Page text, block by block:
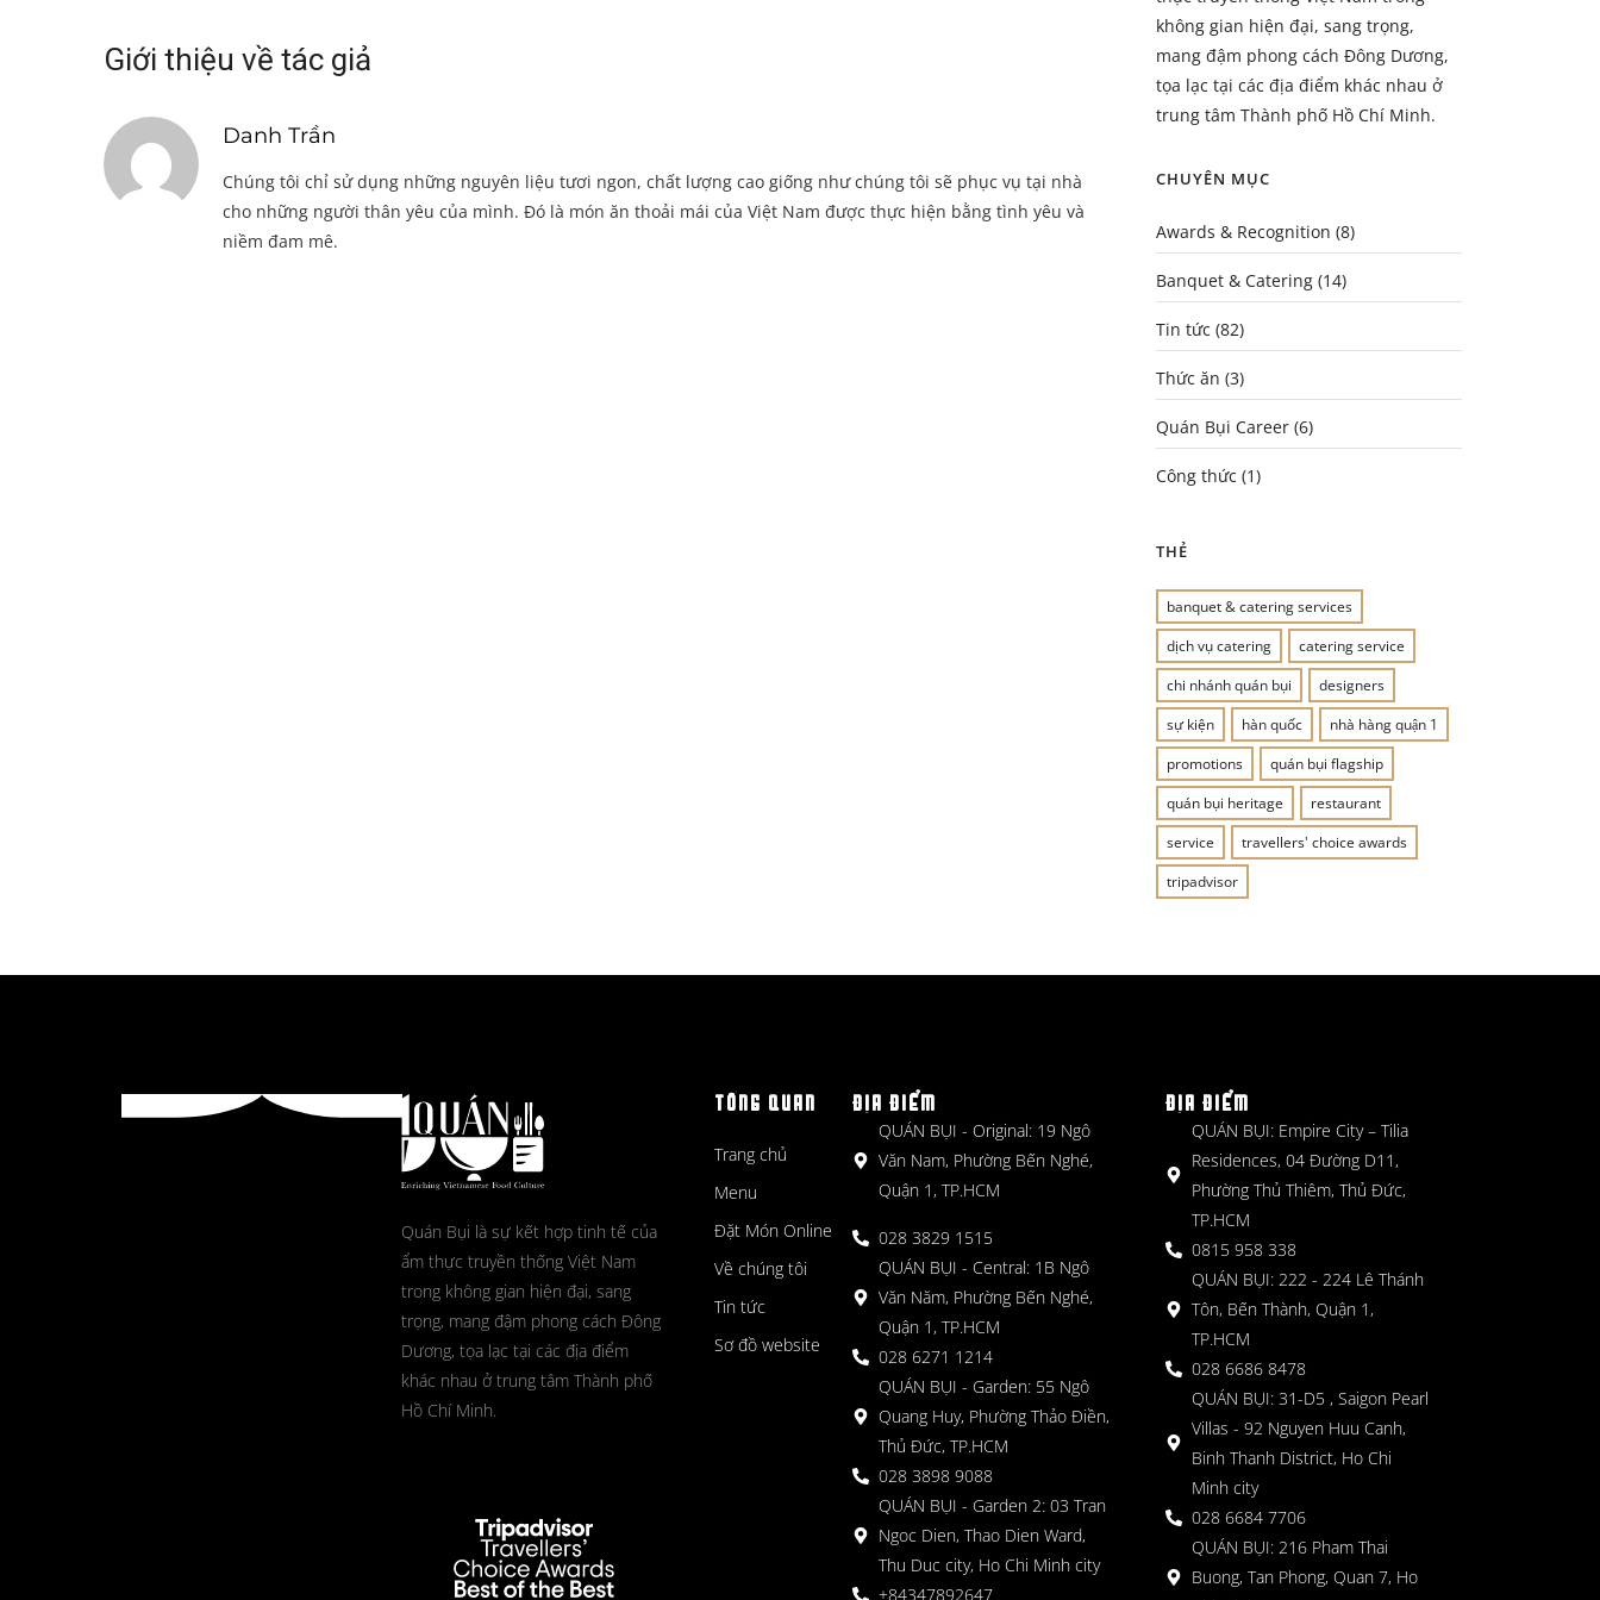
Giới thiệu về tác giả
Danh Trần
Chúng tôi chỉ sử dụng những nguyên liệu tươi ngon, chất lượng cao giống như chúng tôi sẽ phục vụ tại nhà
cho những người thân yêu của mình. Đó là món ăn thoải mái của Việt Nam được thực hiện bằng tình yêu và
niềm đam mê.
không gian hiện đại, sang trọng,
mang đậm phong cách Đông Dương,
tọa lạc tại các địa điểm khác nhau ở
trung tâm Thành phố Hồ Chí Minh.
CHUYÊN MỤC
Awards & Recognition (8)
Banquet & Catering (14)
Tin tức (82)
Thức ăn (3)
Quán Bụi Career (6)
Công thức (1)
THẺ
banquet & catering services
dịch vụ catering
catering service
chi nhánh quán bụi
designers
sự kiện
hàn quốc
nhà hàng quận 1
promotions
quán bụi flagship
quán bụi heritage
restaurant
service
travellers' choice awards
tripadvisor
Quán Bụi là sự kết hợp tinh tế của
ẩm thực truyền thống Việt Nam
trong không gian hiện đại, sang
trọng, mang đậm phong cách Đông
Dương, tọa lạc tại các địa điểm
khác nhau ở trung tâm Thành phố
Hồ Chí Minh.
TỔNG QUAN
Trang chủ
Menu
Đặt Món Online
Về chúng tôi
Tin tức
Sơ đồ website
ĐỊA ĐIỂM
QUÁN BỤI - Original: 19 Ngô
Văn Nam, Phường Bến Nghé,
Quận 1, TP.HCM
028 3829 1515
QUÁN BỤI - Central: 1B Ngô
Văn Năm, Phường Bến Nghé,
Quận 1, TP.HCM
028 6271 1214
QUÁN BỤI - Garden: 55 Ngô
Quang Huy, Phường Thảo Điền,
Thủ Đức, TP.HCM
028 3898 9088
QUÁN BỤI - Garden 2: 03 Tran
Ngoc Dien, Thao Dien Ward,
Thu Duc city, Ho Chi Minh city
+84347892647
ĐỊA ĐIỂM
QUÁN BỤI: Empire City – Tilia
Residences, 04 Đường D11,
Phường Thủ Thiêm, Thủ Đức,
TP.HCM
0815 958 338
QUÁN BỤI: 222 - 224 Lê Thánh
Tôn, Bến Thành, Quận 1,
TP.HCM
028 6686 8478
QUÁN BỤI: 31-D5 , Saigon Pearl
Villas - 92 Nguyen Huu Canh,
Binh Thanh District, Ho Chi
Minh city
028 6684 7706
QUÁN BỤI: 216 Pham Thai
Buong, Tan Phong, Quan 7, Ho